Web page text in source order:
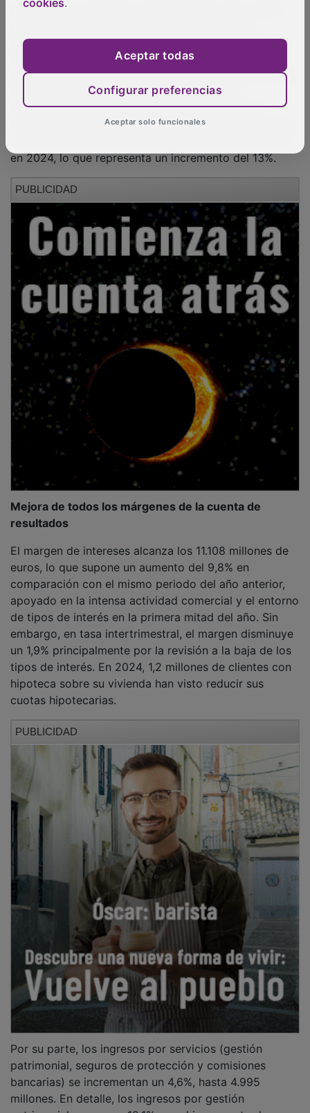
millones (+32%), la nueva producción hipotecaria se
sitúa en 14.375 millones de euros, un 53% más en tasa
interanual, y con alrededor del 78% del total
concedido a tipo fijo, que representa el 43% del
a crédito al consumo, se concedieron 11.977 millones
resultados
euros, lo que supone un aumento del 9,8% en
comparación con el mismo periodo del año anterior,
apoyado en la intensa actividad comercial y el entorno
de tipos de interés en la primera mitad del año. Sin
embargo, en tasa intertrimestral, el margen disminuye
un 1,9% principalmente por la revisión a la baja de los
tipos de interés. En 2024, 1,2 millones de clientes con
hipoteca sobre su vivienda han visto reducir sus
cuotas hipotecarias.
patrimonial, seguros de protección y comisiones
bancarias) se incrementan un 4,6%, hasta 4.995
millones. En detalle, los ingresos por gestión
patrimonial crecen un 12,1% por el incremento de
cookies.
Aceptar todas
Configurar preferencias
Aceptar solo funcionales